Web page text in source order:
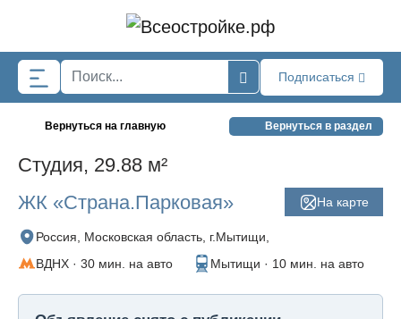
Подписаться
Вернуться на главную Вернуться в раздел
Студия, 29.88 м²
ЖК «Страна.Парковая»
На карте
Россия, Московская область, г.Мытищи,
ВДНХ · 30 мин. на авто
Мытищи · 10 мин. на авто